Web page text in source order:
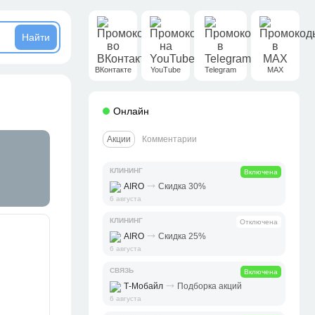
ВКонтакте YouTube Telegram MAX
Онлайн
Акции Комментарии
КЛИНИНГ Включена
AIRO ⤑ Скидка 30%
6 августа
КЛИНИНГ Отключена
AIRO ⤑ Скидка 25%
6 августа
СВЯЗЬ Включена
Т-Мобайл ⤑ Подборка акций
6 августа